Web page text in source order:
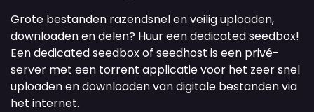
Grote bestanden razendsnel en veilig uploaden,
downloaden en delen? Huur een dedicated seedbox!
Een dedicated seedbox of seedhost is een privé-
server met een torrent applicatie voor het zeer snel
uploaden en downloaden van digitale bestanden via
het internet.